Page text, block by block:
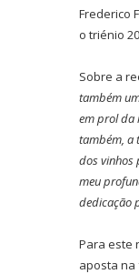
Frederico
o triénio
Sobre a
também
em prol da
também, a
dos vinhos
meu
dedicação
Para este
aposta na